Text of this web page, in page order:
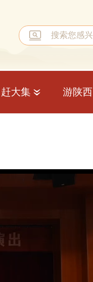
赶大集 游陕西